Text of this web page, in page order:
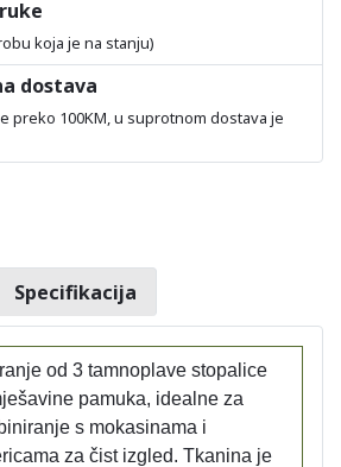
koja je na stanju)
dostava
preko 100KM, u suprotnom dostava je
Specifikacija
od 3 tamnoplave stopalice
pamuka, idealne za
s mokasinama i
za čist izgled. Tkanina je